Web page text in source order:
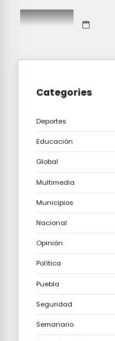
Categories
Deportes
Educación
Global
Multimedia
Municipios
Nacional
Opinión
Política
Puebla
Seguridad
Semanario